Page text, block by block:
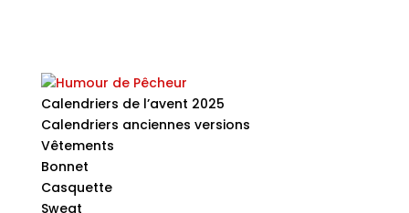
Calendriers de l’avent 2025
Calendriers anciennes versions
Vêtements
Bonnet
Casquette
Sweat